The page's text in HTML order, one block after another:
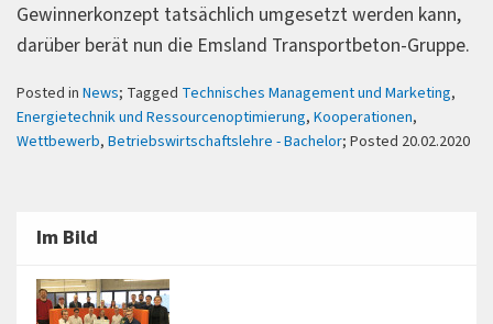
Gewinnerkonzept tatsächlich umgesetzt werden kann,
darüber berät nun die Emsland Transportbeton-Gruppe.
Posted in News; Tagged Technisches Management und Marketing,
Energietechnik und Ressourcenoptimierung, Kooperationen,
Wettbewerb, Betriebswirtschaftslehre - Bachelor; Posted 20.02.2020
Im Bild